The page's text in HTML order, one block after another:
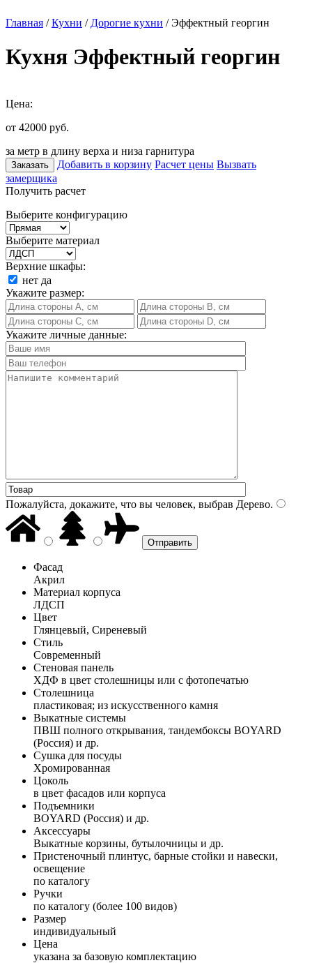
Главная /Кухни / Дорогие кухни / Эффектный георгин
Кухня Эффектный георгин
Цена:
от 42000 руб.
за метр в длину верха и низа гарнитура
Заказать Добавить в корзину Расчет цены Вызвать
замерщика
Получить расчет
Выберите конфигурацию
Выберите материал
Верхние шкафы:
нет да
Укажите размер:
Укажите личные данные:
Пожалуйста, докажите, что вы человек, выбрав Дерево.
Фасад
Акрил
Материал корпуса
ЛДСП
Цвет
Глянцевый, Сиреневый
Стиль
Современный
Стеновая панель
ХДФ в цвет столешницы или с фотопечатью
Столешница
пластиковая; из искусственного камня
Выкатные системы
ПВШ полного открывания, тандембоксы BOYARD
(Россия) и др.
Сушка для посуды
Хромированная
Цоколь
в цвет фасадов или корпуса
Подъемники
BOYARD (Россия) и др.
Аксессуары
Выкатные корзины, бутылочницы и др.
Пристеночный плинтус, барные стойки и навески,
освещение
по каталогу
Ручки
по каталогу (более 100 видов)
Размер
индивидуальный
Цена
указана за базовую комплектацию